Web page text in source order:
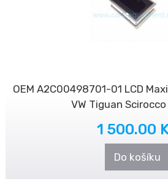
OEM A2C00498701-01 LCD
VW Tiguan Scirocco
1 500.00
Do košíku